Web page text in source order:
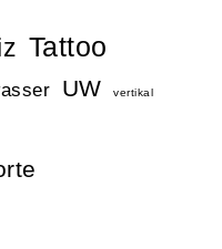
Tattoo
UW vertikal